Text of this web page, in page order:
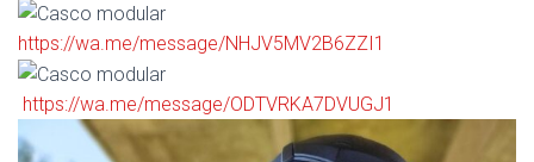
https://wa.me/message/NHJV5MV2B6ZZI1
https://wa.me/message/ODTVRKA7DVUGJ1